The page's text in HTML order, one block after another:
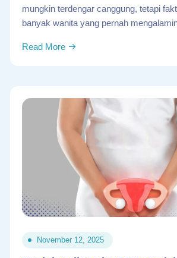
mungkin terdengar canggung, tetapi
banyak wanita yang pernah
Read More
November 12, 2025